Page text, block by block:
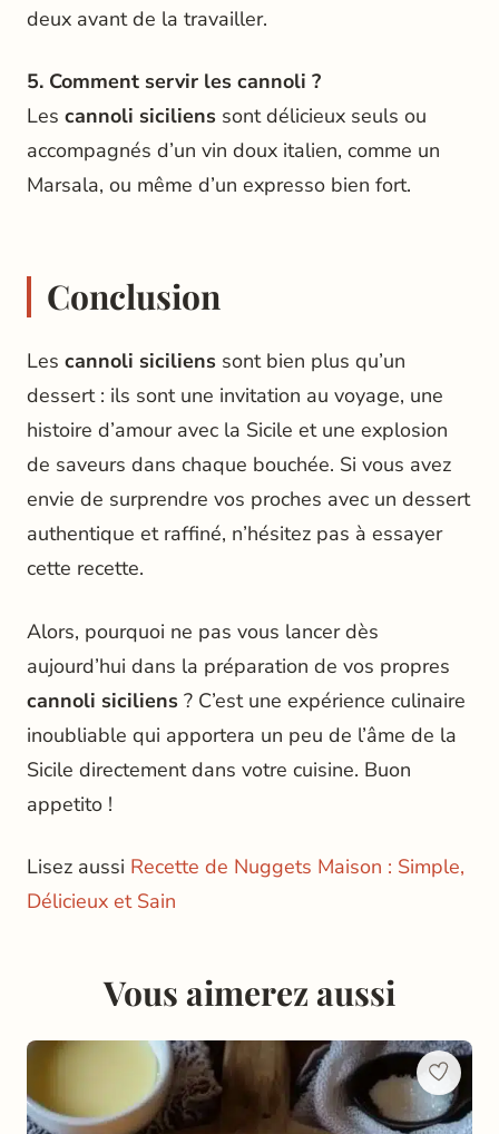
deux avant de la travailler.
5. Comment servir les cannoli ?
Les cannoli siciliens sont délicieux seuls ou
accompagnés d’un vin doux italien, comme un
Marsala, ou même d’un expresso bien fort.
Conclusion
Les cannoli siciliens sont bien plus qu’un
dessert : ils sont une invitation au voyage, une
histoire d’amour avec la Sicile et une explosion
de saveurs dans chaque bouchée. Si vous avez
envie de surprendre vos proches avec un dessert
authentique et raffiné, n’hésitez pas à essayer
cette recette.
Alors, pourquoi ne pas vous lancer dès
aujourd’hui dans la préparation de vos propres
cannoli siciliens ? C’est une expérience culinaire
inoubliable qui apportera un peu de l’âme de la
Sicile directement dans votre cuisine. Buon
appetito !
Lisez aussi Recette de Nuggets Maison : Simple,
Délicieux et Sain
Vous aimerez aussi